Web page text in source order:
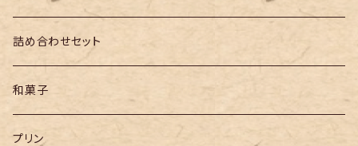
詰め合わせセット
和菓子
プリン